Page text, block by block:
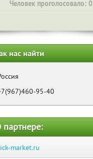
Человек проголосовало: 0
нас найти
95-40
партнере:
market.ru